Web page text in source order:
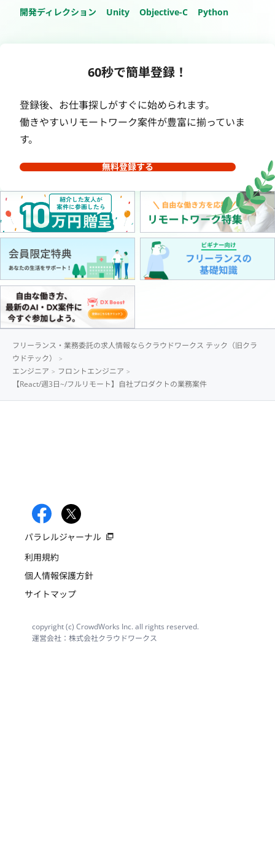
開発ディレクション
Unity Objective-C Python
60秒で簡単登録！
登録後、お仕事探しがすぐに始められます。
働きやすいリモートワーク案件が豊富に揃っていま
す。
無料登録する
フリーランス・業務委託の求人情報ならクラウドワークス テック（旧クラ
ウドテック）
エンジニア
フロントエンジニア
【React/週3日~/フルリモート】自社プロダクトの業務案件
パラレルジャーナル
利用規約
個人情報保護方針
サイトマップ
copyright (c) CrowdWorks Inc. all rights reserved.
運営会社：株式会社クラウドワークス